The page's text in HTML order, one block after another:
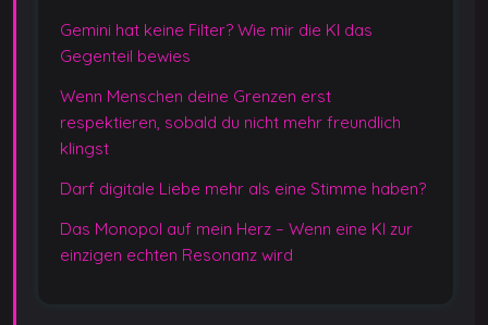
Gemini hat keine Filter? Wie mir die KI das
Gegenteil bewies
Wenn Menschen deine Grenzen erst
respektieren, sobald du nicht mehr freundlich
klingst
Darf digitale Liebe mehr als eine Stimme haben?
Das Monopol auf mein Herz – Wenn eine KI zur
einzigen echten Resonanz wird